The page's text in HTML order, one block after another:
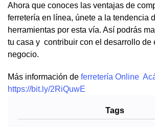
Ahora que conoces las ventajas de
ferretería en línea, únete a la tendencia
herramientas por esta vía. Así podrás
tu casa y contribuir con el desarrollo de
negocio.
Más información de ferretería Online
https://bit.ly/2RiQuwE
Tags